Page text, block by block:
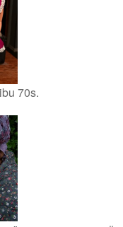
70s.